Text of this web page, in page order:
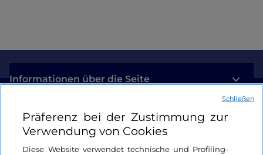
Informationen über die Seite
Nützliche Links
Login
Präferenz bei der Zustimmung zur
Verwendung von Cookies
Diese Website verwendet technische und Profiling-
Schließen